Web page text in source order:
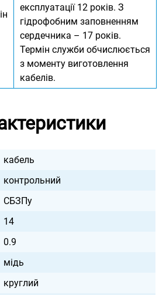
експлуатації 12 років. З
гідрофобним заповненням
сердечника – 17 років.
Термін служби обчислюється
з моменту виготовлення
кабелів.
кабель
контрольний
СБЗПу
14
0.9
мідь
круглий